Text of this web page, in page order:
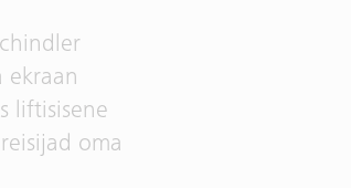
ekraan
liftisisene
oma